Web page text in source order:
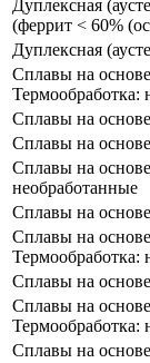
Дуплексная
(феррит ​< 60%
Дуплексная
Сплавы на
Термообработка:
Сплавы на
Сплавы на
Сплавы на
необработанные
Сплавы на
Сплавы на
Термообработка:
Сплавы на
Сплавы на
Термообработка:
Сплавы на